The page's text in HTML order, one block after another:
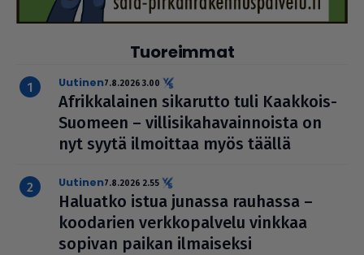
Tuoreimmat
uutinen7.8.2026 3.00
Afrik­ka­lai­nen sikarutto tuli Kaakkois-
Suomeen – vil­li­si­ka­ha­vain­noista on
nyt syytä ilmoittaa myös täällä
uutinen7.8.2026 2.55
Haluatko istua junassa rauhassa –
koodarien verk­ko­pal­velu vinkkaa
sopivan paikan ilmai­seksi